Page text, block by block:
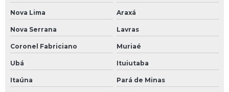
Nova Lima Araxá
Nova Serrana Lavras
Coronel Fabriciano Muriaé
Ubá Ituiutaba
Itaúna Pará de Minas